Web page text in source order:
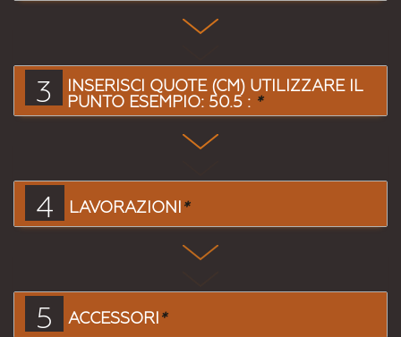
3
INSERISCI QUOTE (CM) UTILIZZARE IL
PUNTO ESEMPIO: 50.5 : *
4 LAVORAZIONI*
5 ACCESSORI*